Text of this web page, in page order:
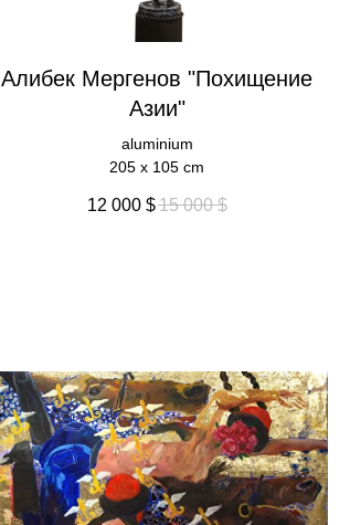
Алибек Мергенов "Похищение
Азии"
aluminium
205 x 105 cm
12 000 $15 000 $